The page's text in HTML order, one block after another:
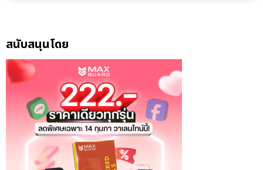
สนับสนุนโดย